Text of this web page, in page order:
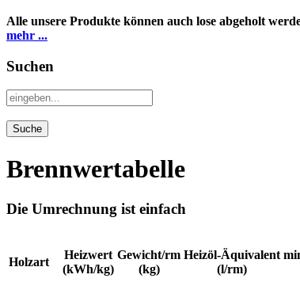
Alle unsere Produkte können auch lose abgeholt
mehr ...
Suchen
Brennwertabelle
Die Umrechnung ist einfach
Holzart
Heizwert
(kWh/kg)
Gewicht/rm
(kg)
Heizöl-Äquivalent
(l/rm)